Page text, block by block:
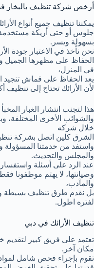
أرخص شركة تنظيف بالبخار
يمكننا تنظيف جميع أنواع
جلوس أو حتى أريكة
بسهولة ويسر.
نحن نأخذ في الاعتبار جودة
الحفاظ على مظهرها الجميل
في المنزل،
يعد الحفاظ على قماش تنجيد
لأن الأرائك تحتاج إلى تنظيف
هذا لتجنب انتشار الغبار
والشوائب الأخرى المختلفة،
خلال شركه
الشرق كلين اتصل بشركة
واستفد من خدمتنا المسؤولة
والمجلس والتحديث.
عند الرد على أسئلة
وصيانتها، لا يهتم موظفونا
والمآدب،
بل نقدم طرق تنظيف بسيطة
لفتره اطول.
تنظيف الأرائك في دبي
تعتمد على فريق كبير لتقديم
مكان آخر.
تقوم بإجراء فحص شامل